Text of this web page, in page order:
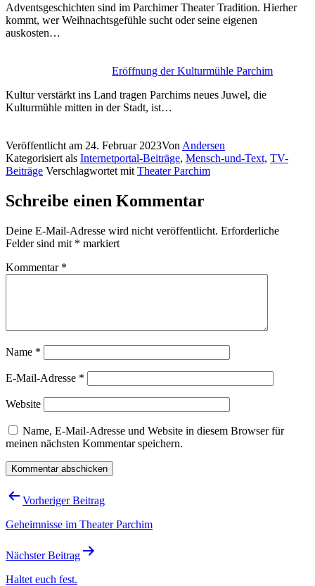
Adventsgeschichten sind im Parchimer Theater Tradition. Hierher
kommt, wer Weihnachtsgefühle sucht oder seine eigenen
auskosten…
Eröffnung der Kulturmühle Parchim
Kultur verstärkt ins Land tragen Parchims neues Juwel, die
Kulturmühle mitten in der Stadt, ist…
Veröffentlicht am 24. Februar 2023Von Andersen
Kategorisiert als Internetportal-Beiträge, Mensch-und-Text, TV-
Beiträge Verschlagwortet mit Theater Parchim
Schreibe einen Kommentar
Deine E-Mail-Adresse wird nicht veröffentlicht. Erforderliche
Felder sind mit * markiert
Kommentar *
Name *
E-Mail-Adresse *
Website
Name, E-Mail-Adresse und Website in diesem Browser für
meinen nächsten Kommentar speichern.
Beitragsnavigation
Vorheriger Beitrag
Geheimnisse im Theater Parchim
Nächster Beitrag
Haltet euch fest.